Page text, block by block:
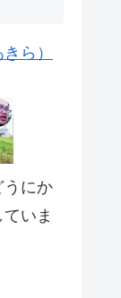
ら）
うにか
いま